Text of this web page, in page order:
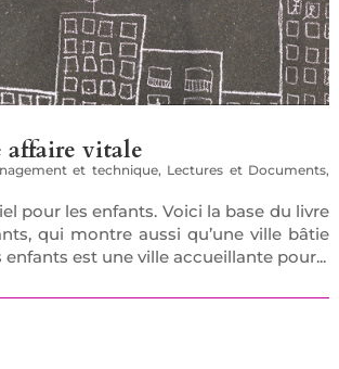
affaire vitale
et technique, Lectures et Documents,
pour les enfants. Voici la base du livre
qui montre aussi qu’une ville bâtie
enfants est une ville accueillante pour...